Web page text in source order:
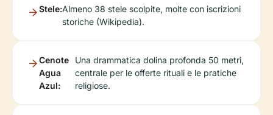
Stele:Almeno 38 stele scolpite, molte con iscrizioni
storiche (Wikipedia).
Cenote
Agua
Azul:
Una drammatica dolina profonda 50 metri,
centrale per le offerte rituali e le pratiche
religiose.